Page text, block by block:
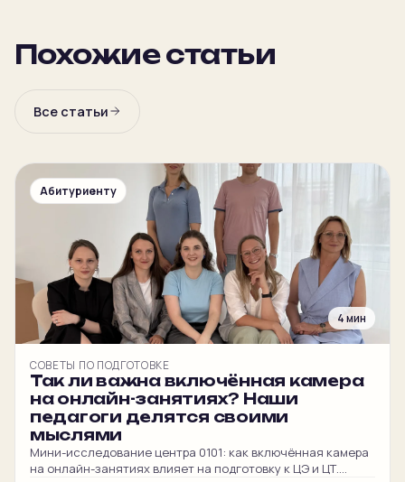
Похожие статьи
Все статьи
Абитуриенту
4 мин
СОВЕТЫ ПО ПОДГОТОВКЕ
Так ли важна включённая камера
на онлайн-занятиях? Наши
педагоги делятся своими
мыслями
Мини-исследование центра 0101: как включённая камера
на онлайн-занятиях влияет на подготовку к ЦЭ и ЦТ.